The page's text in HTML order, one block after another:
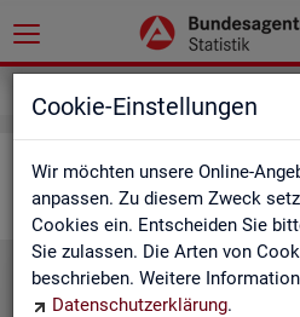
Cookie-Einstellungen
Wir möchten unsere Online-
anpassen. Zu diesem Zweck
Cookies ein. Entscheiden Sie
Sie zulassen. Die Arten von
beschrieben. Weitere
Datenschutzerklärung.
Ar­beits­markt
Eck­wer­te